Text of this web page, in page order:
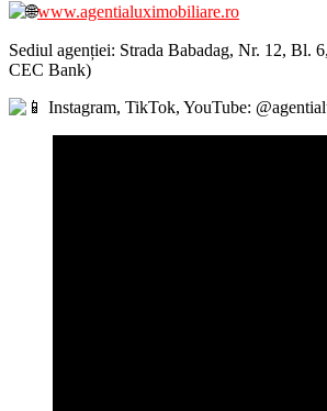
www.agentialuximobiliare.ro
Sediul agenției: Strada Babadag, Nr. 12, Bl.
CEC Bank)
Instagram, TikTok, YouTube: